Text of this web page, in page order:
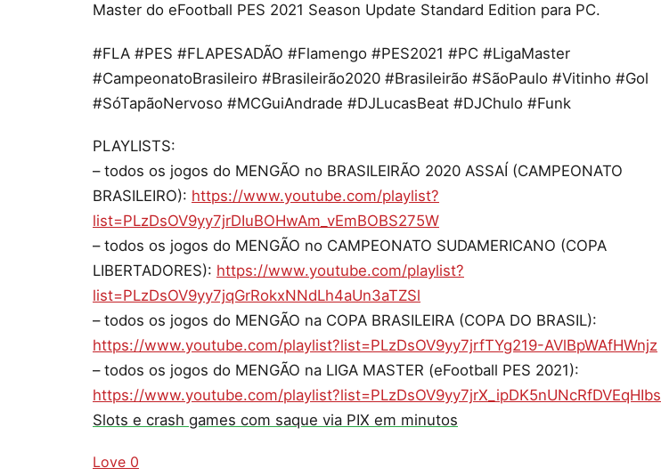
Master do eFootball PES 2021 Season Update Standard Edition para PC.
#FLA #PES #FLAPESADÃO #Flamengo #PES2021 #PC #LigaMaster
#CampeonatoBrasileiro #Brasileirão2020 #Brasileirão #SãoPaulo #Vitinho #Gol
#SóTapãoNervoso #MCGuiAndrade #DJLucasBeat #DJChulo #Funk
PLAYLISTS:
– todos os jogos do MENGÃO no BRASILEIRÃO 2020 ASSAÍ (CAMPEONATO
BRASILEIRO): https://www.youtube.com/playlist?
list=PLzDsOV9yy7jrDIuBOHwAm_vEmBOBS275W
– todos os jogos do MENGÃO no CAMPEONATO SUDAMERICANO (COPA
LIBERTADORES): https://www.youtube.com/playlist?
list=PLzDsOV9yy7jqGrRokxNNdLh4aUn3aTZSl
– todos os jogos do MENGÃO na COPA BRASILEIRA (COPA DO BRASIL):
https://www.youtube.com/playlist?list=PLzDsOV9yy7jrfTYg219-AVlBpWAfHWnjz
– todos os jogos do MENGÃO na LIGA MASTER (eFootball PES 2021):
https://www.youtube.com/playlist?list=PLzDsOV9yy7jrX_ipDK5nUNcRfDVEqHIbs
Slots e crash games com saque via PIX em minutos
Love 0